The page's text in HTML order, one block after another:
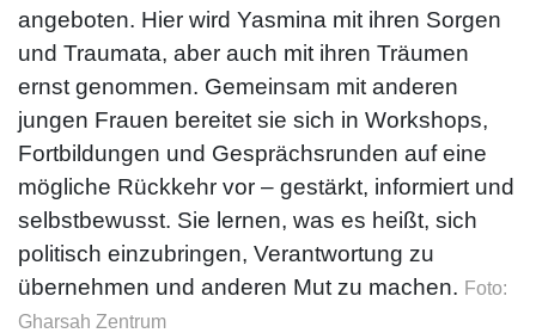
angeboten. Hier wird Yasmina mit ihren Sorgen
und Traumata, aber auch mit ihren Träumen
ernst genommen. Gemeinsam mit anderen
jungen Frauen bereitet sie sich in Workshops,
Fortbildungen und Gesprächsrunden auf eine
mögliche Rückkehr vor – gestärkt, informiert und
selbstbewusst. Sie lernen, was es heißt, sich
politisch einzubringen, Verantwortung zu
übernehmen und anderen Mut zu machen. Foto:
Gharsah Zentrum